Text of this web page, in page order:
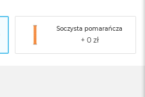
Soczysta pomarańcza